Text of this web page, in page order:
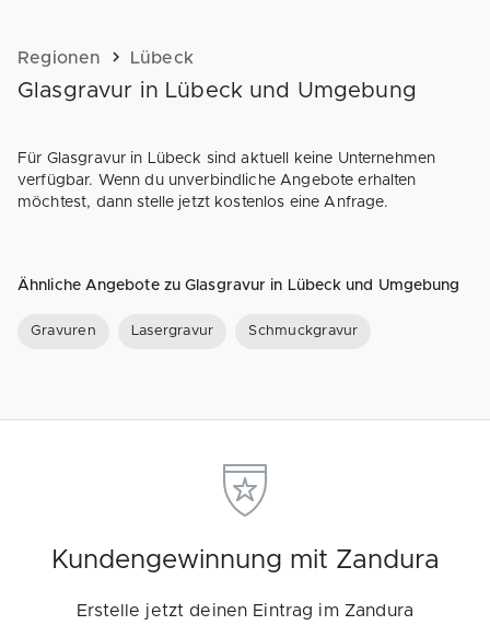
Regionen Lübeck
Glasgravur in Lübeck und Umgebung
Für Glasgravur in Lübeck sind aktuell keine Unternehmen
verfügbar. Wenn du unverbindliche Angebote erhalten
möchtest, dann stelle jetzt kostenlos eine Anfrage.
Ähnliche Angebote zu Glasgravur in Lübeck und Umgebung
Gravuren Lasergravur Schmuckgravur
Kundengewinnung mit Zandura
Erstelle jetzt deinen Eintrag im Zandura